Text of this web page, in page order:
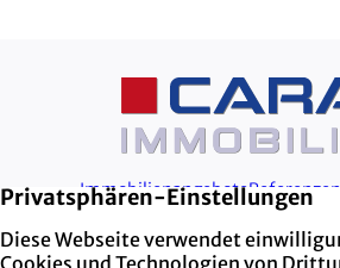
ImmobilienangeboteReferenzen
Kundenstimmen